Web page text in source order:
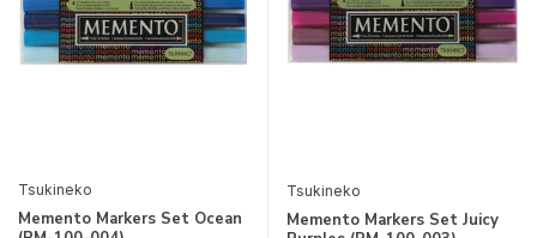
Tsukineko
Memento Markers Set Ocean
Tsukineko
Memento Markers Set Juicy